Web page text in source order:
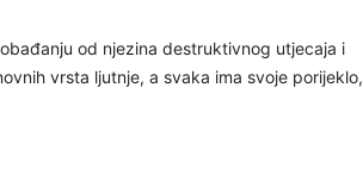
od njezina destruktivnog utjecaja i
vrsta ljutnje, a svaka ima svoje porijeklo,